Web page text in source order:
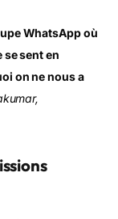
WhatsApp où
sent en
on ne nous a